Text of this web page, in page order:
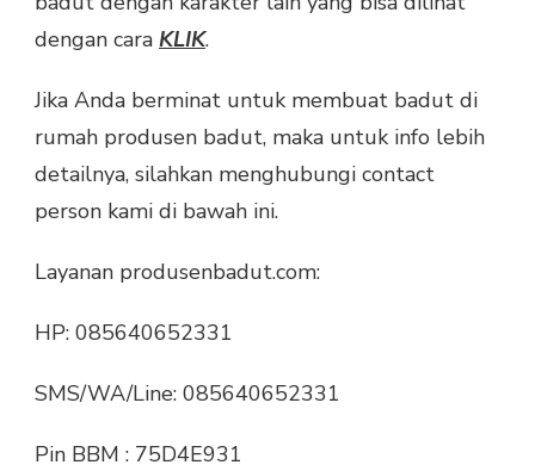
dengan cara KLIK.
Jika Anda berminat untuk membuat badut di
rumah produsen badut, maka untuk info lebih
detailnya, silahkan menghubungi contact
person kami di bawah ini.
Layanan produsenbadut.com:
HP: 085640652331
SMS/WA/Line: 085640652331
Pin BBM : 75D4E931